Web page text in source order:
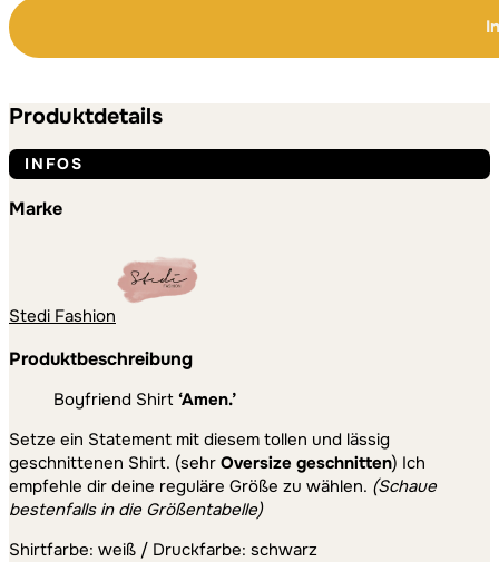
Shirt
Menge
Produktdetails
INFOS
Marke
Stedi Fashion
Produktbeschreibung
Boyfriend Shirt ‘Amen.’
Setze ein Statement mit diesem tollen und lässig
geschnittenen Shirt. (sehr Oversize geschnitten) Ich
empfehle dir deine reguläre Größe zu wählen. (Schaue
bestenfalls in die Größentabelle)
Shirtfarbe: weiß / Druckfarbe: schwarz